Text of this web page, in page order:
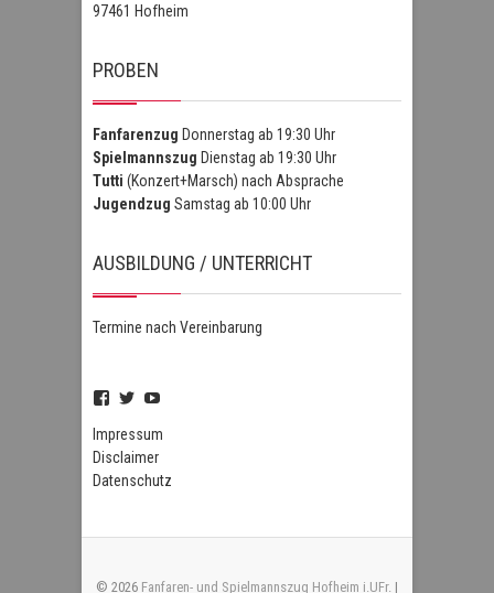
97461 Hofheim
PROBEN
Fanfarenzug Donnerstag ab 19:30 Uhr
Spielmannszug Dienstag ab 19:30 Uhr
Tutti (Konzert+Marsch) nach Absprache
Jugendzug Samstag ab 10:00 Uhr
AUSBILDUNG / UNTERRICHT
Termine nach Vereinbarung
Profil
FSZHofheim
auf
Facebook
anzeigen
Profil
FSZHOH
auf
Twitter
anzeigen
UCIPUnOSBlWxEpiBka0jOAfw
anzeigen
Impressum
Disclaimer
Datenschutz
© 2026 Fanfaren- und Spielmannszug Hofheim i.UFr. |